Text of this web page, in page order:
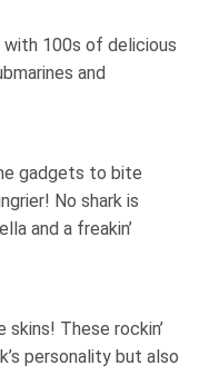
with 100s of delicious
and
gadgets to bite
No shark is
and a freakin’
These rockin’
personality but also